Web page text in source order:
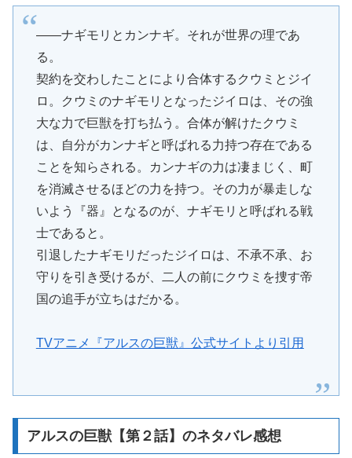
――ナギモリとカンナギ。それが世界の理であ
る。
契約を交わしたことにより合体するクウミとジイ
ロ。クウミのナギモリとなったジイロは、その強
大な力で巨獣を打ち払う。合体が解けたクウミ
は、自分がカンナギと呼ばれる力持つ存在である
ことを知らされる。カンナギの力は凄まじく、町
を消滅させるほどの力を持つ。その力が暴走しな
いよう『器』となるのが、ナギモリと呼ばれる戦
士であると。
引退したナギモリだったジイロは、不承不承、お
守りを引き受けるが、二人の前にクウミを捜す帝
国の追手が立ちはだかる。
TVアニメ『アルスの巨獣』公式サイトより引用
アルスの巨獣【第２話】のネタバレ感想